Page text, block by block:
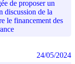
de proposer un
discussion de la
le financement des
24/05/2024